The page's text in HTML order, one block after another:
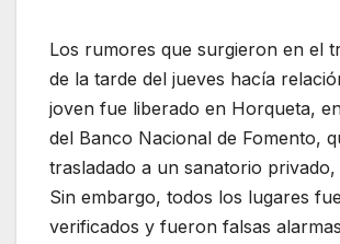
Los rumores que surgieron en el
de la tarde del jueves hacía
joven fue liberado en Horqueta,
del Banco Nacional de Fomento,
trasladado a un sanatorio
Sin embargo, todos los lugares
verificados y fueron falsas